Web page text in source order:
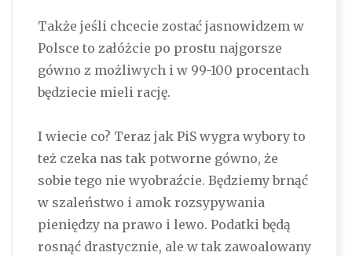
Także jeśli chcecie zostać jasnowidzem w
Polsce to załóżcie po prostu najgorsze
gówno z możliwych i w 99-100 procentach
będziecie mieli rację.
I wiecie co? Teraz jak PiS wygra wybory to
też czeka nas tak potworne gówno, że
sobie tego nie wyobraźcie. Będziemy brnąć
w szaleństwo i amok rozsypywania
pieniędzy na prawo i lewo. Podatki będą
rosnąć drastycznie, ale w tak zawoalowany